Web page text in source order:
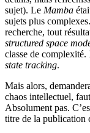
sujet). Le Mamba
sujets plus
recherche, tout
structured space
classe de complexité.
state tracking.
Mais alors,
chaos intellectuel,
Absolument pas.
titre de la publication